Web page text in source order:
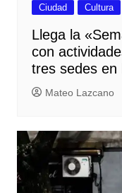
Ciudad Cultura
Llega la
con
tres sedes en
Mateo Lazcano